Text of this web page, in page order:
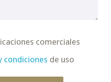
comerciales
condiciones de uso